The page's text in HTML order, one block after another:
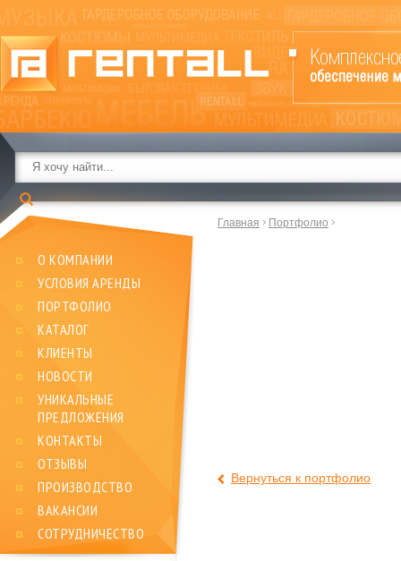
О КОМПАНИИ
УСЛОВИЯ АРЕНДЫ
ПОРТФОЛИО
КАТАЛОГ
КЛИЕНТЫ
НОВОСТИ
УНИКАЛЬНЫЕ
ПРЕДЛОЖЕНИЯ
КОНТАКТЫ
ОТЗЫВЫ
ПРОИЗВОДСТВО
ВАКАНСИИ
СОТРУДНИЧЕСТВО
Главная Портфолио
Вернуться к портфолио